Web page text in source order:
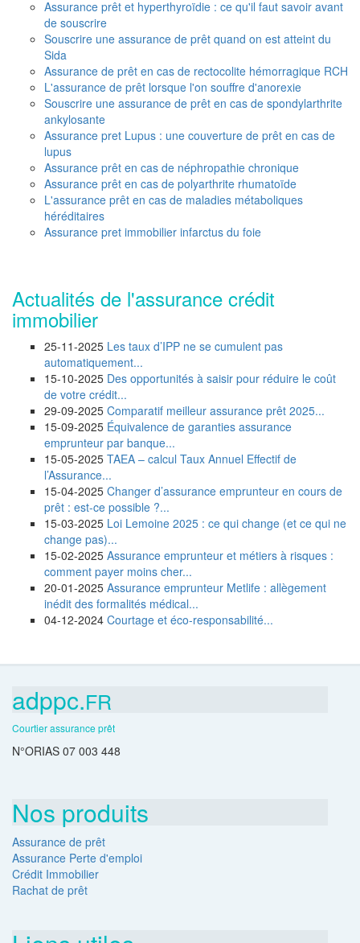
Assurance prêt et hyperthyroïdie : ce qu'il faut savoir avant
de souscrire
Souscrire une assurance de prêt quand on est atteint du
Sida
Assurance de prêt en cas de rectocolite hémorragique RCH
L'assurance de prêt lorsque l'on souffre d'anorexie
Souscrire une assurance de prêt en cas de spondylarthrite
ankylosante
Assurance pret Lupus : une couverture de prêt en cas de
lupus
Assurance prêt en cas de néphropathie chronique
Assurance prêt en cas de polyarthrite rhumatoïde
L'assurance prêt en cas de maladies métaboliques
héréditaires
Assurance pret immobilier infarctus du foie
Actualités de l'assurance crédit
immobilier
25-11-2025 Les taux d’IPP ne se cumulent pas
automatiquement...
15-10-2025 Des opportunités à saisir pour réduire le coût
de votre crédit...
29-09-2025 Comparatif meilleur assurance prêt 2025...
15-09-2025 Équivalence de garanties assurance
emprunteur par banque...
15-05-2025 TAEA – calcul Taux Annuel Effectif de
l’Assurance...
15-04-2025 Changer d’assurance emprunteur en cours de
prêt : est-ce possible ?...
15-03-2025 Loi Lemoine 2025 : ce qui change (et ce qui ne
change pas)...
15-02-2025 Assurance emprunteur et métiers à risques :
comment payer moins cher...
20-01-2025 Assurance emprunteur Metlife : allègement
inédit des formalités médical...
04-12-2024 Courtage et éco-responsabilité...
adppc.FR
Courtier assurance prêt
N°ORIAS 07 003 448
Nos produits
Assurance de prêt
Assurance Perte d'emploi
Crédit Immobilier
Rachat de prêt